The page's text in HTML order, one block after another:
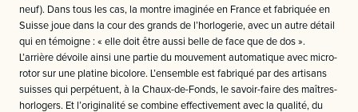
neuf). Dans tous les cas, la montre imaginée en France et fabriquée en
Suisse joue dans la cour des grands de l’horlogerie, avec un autre détail
qui en témoigne : « elle doit être aussi belle de face que de dos ».
L’arrière dévoile ainsi une partie du mouvement automatique avec micro-
rotor sur une platine bicolore. L’ensemble est fabriqué par des artisans
suisses qui perpétuent, à la Chaux-de-Fonds, le savoir-faire des maîtres-
horlogers. Et l’originalité se combine effectivement avec la qualité, du